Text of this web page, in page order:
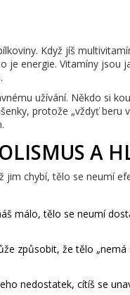
Když jíš
je energie. Vitamíny jsou
užívání. Někdo si
protože „vždyť beru
A
chybí, tělo se neumí
málo, tělo se neumí
způsobit, že tělo „nemá
nedostatek, cítíš se